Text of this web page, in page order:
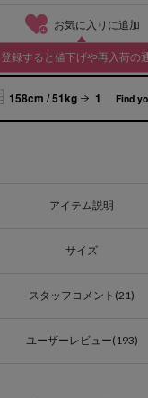
お気に入りに追加
録すると値下げや再入荷の
158cm / 51kg 1 Find
アイテム説明
サイズ
スタッフコメント(21)
ユーザーレビュー(193)